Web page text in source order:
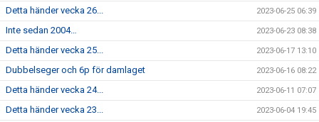
Detta händer vecka 26... 2023-06-25 06:39
Inte sedan 2004… 2023-06-23 08:38
Detta händer vecka 25... 2023-06-17 13:10
Dubbelseger och 6p för damlaget 2023-06-16 08:22
Detta händer vecka 24... 2023-06-11 07:07
Detta händer vecka 23... 2023-06-04 19:45